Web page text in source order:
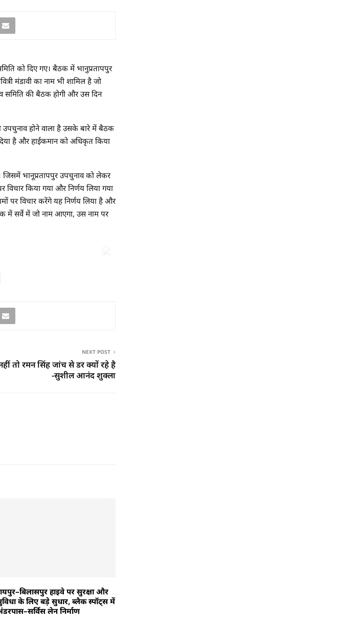
को दिए गए। बैठक में भानुप्रतापपुर
मंडावी का नाम भी शामिल है जो
समिति की बैठक होगी और उस दिन
होने वाला है उसके बारे में बैठक
है और हाईकमान को अधिकृत किया
जिसमें भानूप्रतापपुर उपचुनाव को लेकर
विचार किया गया और निर्णय लिया गया
पर विचार करेंगे यह निर्णय लिया है और
में सर्वे में जो नाम आएगा, उस नाम पर
NEXT POST
तो रमन सिंह जांच से डर क्यों रहे है
-सुशील आनंद शुक्ला
हाइवे पर सुरक्षा और
के लिए बड़े सुधार, ब्लैक स्पॉट्स में
लेन निर्माण